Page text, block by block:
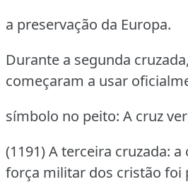
a preservação da Europa.
Durante a segunda
começaram a usar
símbolo no peito: A cruz
(1191) A terceira cruzada:
força militar dos cristão foi